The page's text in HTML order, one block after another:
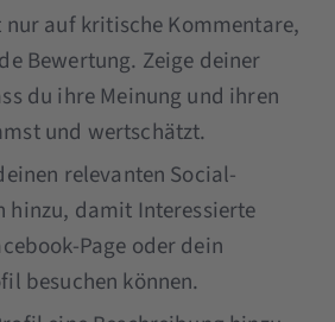
auf kritische Kommentare,
Bewertung. Zeige deiner
du ihre Meinung und ihren
und wertschätzt.
relevanten Social-
hinzu, damit Interessierte
Page oder dein
besuchen können.